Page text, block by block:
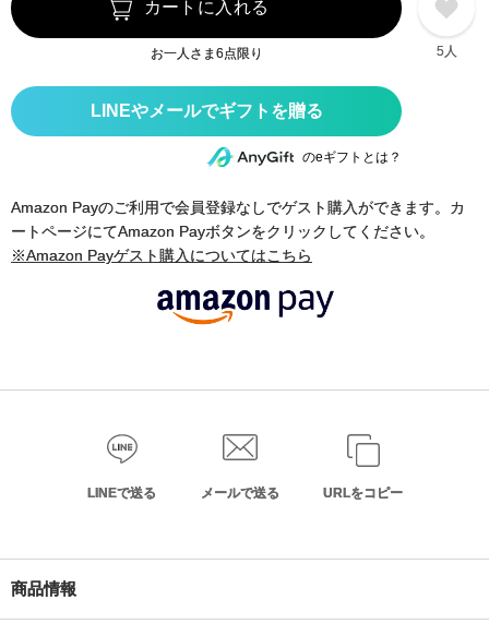
カートに入れる
お一人さま6点限り 5人
のeギフトとは？
Amazon Payのご利用で会員登録なしでゲスト購入ができます。カ
ートページにてAmazon Payボタンをクリックしてください。
※Amazon Payゲスト購入についてはこちら
LINEで送る メールで送る URLをコピー
商品情報